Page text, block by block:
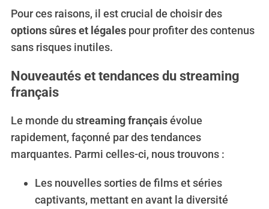
Pour ces raisons, il est crucial de choisir des
options sûres et légalespour profiter des contenus
sans risques inutiles.
Nouveautés et tendances du streaming
français
Le monde du streaming françaisévolue
rapidement, façonné par des tendances
marquantes. Parmi celles-ci, nous trouvons :
Les nouvelles sorties de films et séries
captivants, mettant en avant la diversité